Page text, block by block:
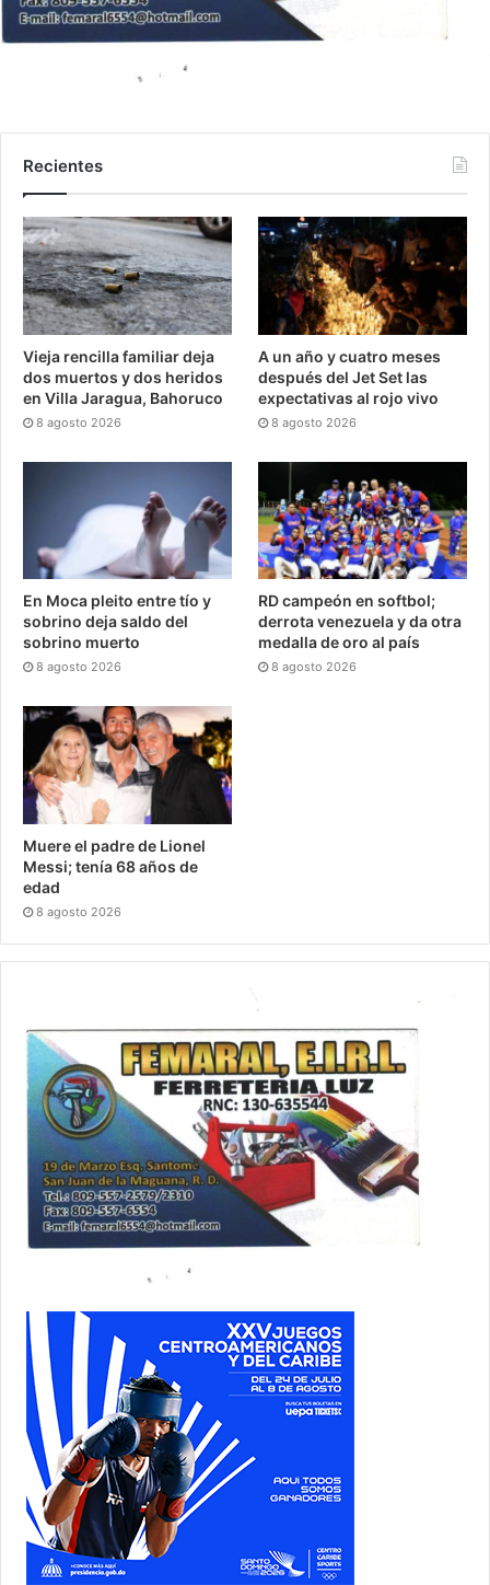
Recientes
Vieja rencilla familiar deja
dos muertos y dos heridos
en Villa Jaragua, Bahoruco
8 agosto 2026
A un año y cuatro meses
después del Jet Set las
expectativas al rojo vivo
8 agosto 2026
En Moca pleito entre tío y
sobrino deja saldo del
sobrino muerto
8 agosto 2026
RD campeón en softbol;
derrota venezuela y da otra
medalla de oro al país
8 agosto 2026
Muere el padre de Lionel
Messi; tenía 68 años de
edad
8 agosto 2026